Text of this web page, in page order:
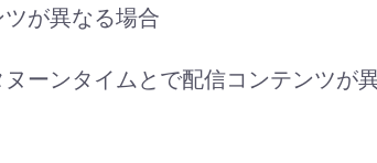
が異なる場合
ーンタイムとで配信コンテンツが